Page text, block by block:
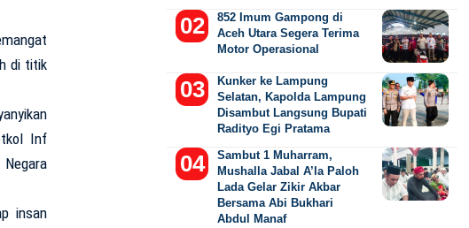
di titik
Inf
insan
852 Imum Gampong di
Aceh Utara Segera Terima
Motor Operasional
Kunker ke Lampung
Selatan, Kapolda Lampung
Disambut Langsung Bupati
Radityo Egi Pratama
Sambut 1 Muharram,
Mushalla Jabal A’la Paloh
Lada Gelar Zikir Akbar
Bersama Abi Bukhari
Abdul Manaf